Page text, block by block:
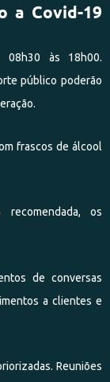
a Covid-19
08h30 às 18h00.
público poderão
frascos de álcool
os
de conversas
a clientes e
Reuniões